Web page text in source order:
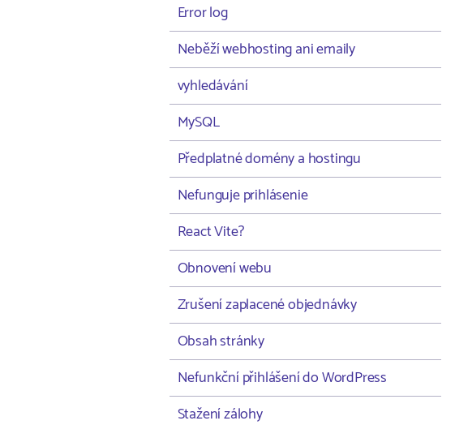
Error log
Neběží webhosting ani emaily
vyhledávání
MySQL
Předplatné domény a hostingu
Nefunguje prihlásenie
React Vite?
Obnovení webu
Zrušení zaplacené objednávky
Obsah stránky
Nefunkční přihlášení do WordPress
Stažení zálohy